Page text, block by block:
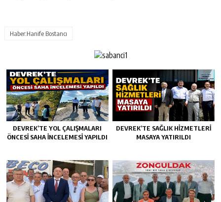
Haber:Hanife Bostancı
DEVREK’TE YOL ÇALIŞMALARI
ÖNCESI SAHA İNCELEMESI YAPILDI
DEVREK’TE SAĞLIK HIZMETLERI
MASAYA YATIRILDI